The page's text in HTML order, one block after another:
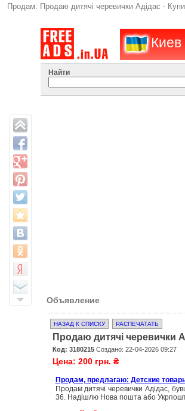
Продам: Продаю дитячі черевички Адідас -
Найти
Объявление
НАЗАД К СПИСКУ РАСПЕЧАТАТЬ
Продаю дитячі черевички
Код: 3180215Создано: 22-04-2026 09:27
Цена: 200 грн. ₴
Продам, предлагаю: Детские
Продам дитячі черевички Адідас,
36. Надішлю Нова пошта або